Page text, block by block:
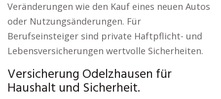
Veränderungen wie den Kauf eines neuen Autos
oder Nutzungsänderungen. Für
Berufseinsteiger sind private Haftpflicht- und
Lebensversicherungen wertvolle Sicherheiten.
Versicherung Odelzhausen für
Haushalt und Sicherheit.